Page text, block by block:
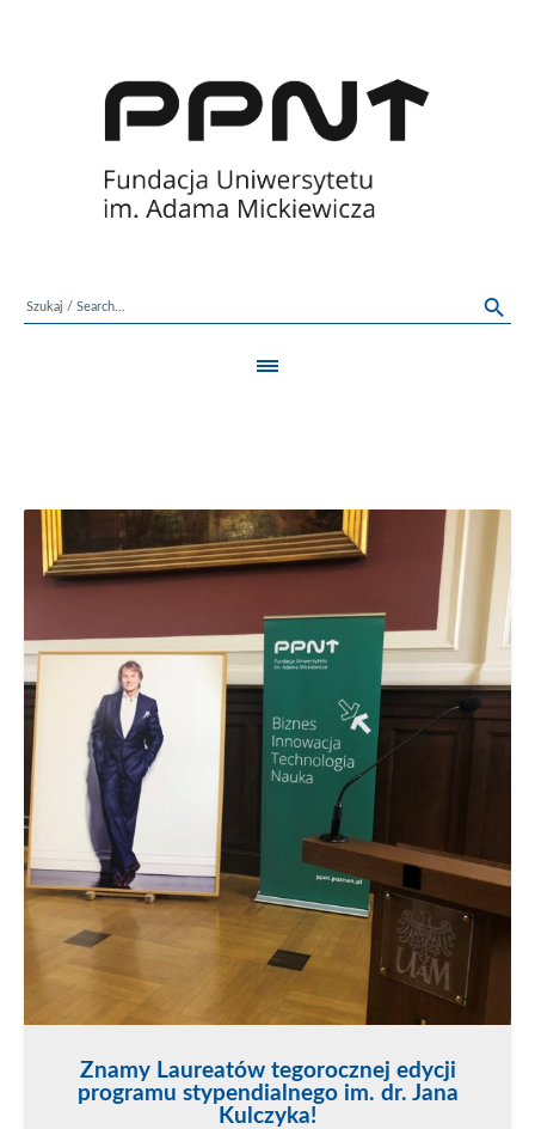
Znamy Laureatów tegorocznej edycji
programu stypendialnego im. dr. Jana
Kulczyka!